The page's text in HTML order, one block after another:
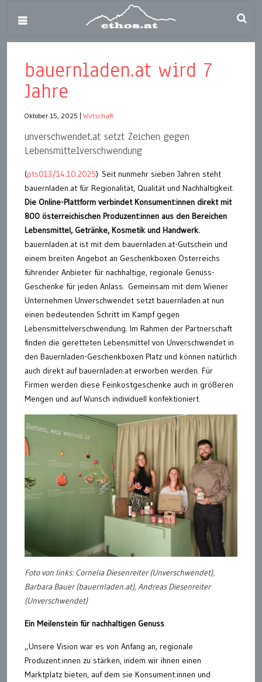
bauernladen.at wird 7
Jahre
Oktober 15, 2025 Wirtschaft
unverschwendet.at setzt Zeichen gegen
Lebensmittelverschwendung
(pts013/14.10.2025) Seit nunmehr sieben Jahren steht
bauernladen.at für Regionalität, Qualität und Nachhaltigkeit.
Die Online-Plattform verbindet Konsument:innen direkt mit
800 österreichischen Produzent:innen aus den Bereichen
Lebensmittel, Getränke, Kosmetik und Handwerk.
bauernladen.at ist mit dem bauernladen.at-Gutschein und
einem breiten Angebot an Geschenkboxen Österreichs
führender Anbieter für nachhaltige, regionale Genuss-
Geschenke für jeden Anlass. Gemeinsam mit dem Wiener
Unternehmen Unverschwendet setzt bauernladen.at nun
einen bedeutenden Schritt im Kampf gegen
Lebensmittelverschwendung. Im Rahmen der Partnerschaft
finden die geretteten Lebensmittel von Unverschwendet in
den Bauernladen-Geschenkboxen Platz und können natürlich
auch direkt auf bauernladen.at erworben werden. Für
Firmen werden diese Feinkostgeschenke auch in größeren
Mengen und auf Wunsch individuell konfektioniert.
Foto von links: Cornelia Diesenreiter (Unverschwendet),
Barbara Bauer (bauernladen.at), Andreas Diesenreiter
(Unverschwendet)
Ein Meilenstein für nachhaltigen Genuss
„Unsere Vision war es von Anfang an, regionale
Produzent:innen zu stärken, indem wir ihnen einen
Marktplatz bieten, auf dem sie Konsument:innen und